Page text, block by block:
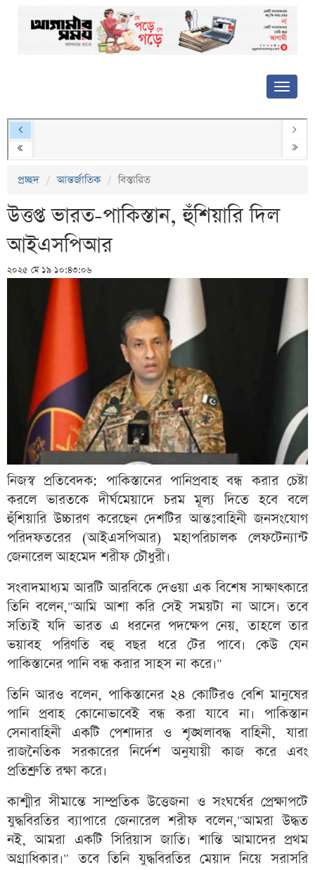
প্রচ্ছদ আন্তর্জাতিক বিস্তারিত
উত্তপ্ত ভারত-পাকিস্তান, হুঁশিয়ারি দিল
আইএসপিআর
২০২৫ মে ১৯ ১০:৪৩:০৬
নিজস্ব প্রতিবেদক: পাকিস্তানের পানিপ্রবাহ বন্ধ করার চেষ্টা
করলে ভারতকে দীর্ঘমেয়াদে চরম মূল্য দিতে হবে বলে
হুঁশিয়ারি উচ্চারণ করেছেন দেশটির আন্তঃবাহিনী জনসংযোগ
পরিদফতরের (আইএসপিআর) মহাপরিচালক লেফটেন্যান্ট
জেনারেল আহমেদ শরীফ চৌধুরী।
সংবাদমাধ্যম আরটি আরবিকে দেওয়া এক বিশেষ সাক্ষাৎকারে
তিনি বলেন,"আমি আশা করি সেই সময়টা না আসে। তবে
সত্যিই যদি ভারত এ ধরনের পদক্ষেপ নেয়, তাহলে তার
ভয়াবহ পরিণতি বহু বছর ধরে টের পাবে। কেউ যেন
পাকিস্তানের পানি বন্ধ করার সাহস না করে।"
তিনি আরও বলেন, পাকিস্তানের ২৪ কোটিরও বেশি মানুষের
পানি প্রবাহ কোনোভাবেই বন্ধ করা যাবে না। পাকিস্তান
সেনাবাহিনী একটি পেশাদার ও শৃঙ্খলাবদ্ধ বাহিনী, যারা
রাজনৈতিক সরকারের নির্দেশ অনুযায়ী কাজ করে এবং
প্রতিশ্রুতি রক্ষা করে।
কাশ্মীর সীমান্তে সাম্প্রতিক উত্তেজনা ও সংঘর্ষের প্রেক্ষাপটে
যুদ্ধবিরতির ব্যাপারে জেনারেল শরীফ বলেন,"আমরা উদ্ধত
নই, আমরা একটি সিরিয়াস জাতি। শান্তি আমাদের প্রথম
অগ্রাধিকার।" তবে তিনি যুদ্ধবিরতির মেয়াদ নিয়ে সরাসরি